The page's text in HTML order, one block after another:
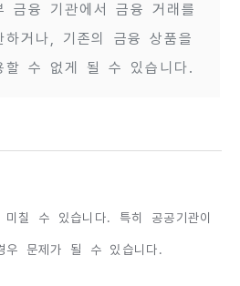
금융 기관에서 금융 거래를
하거나, 기존의 금융 상품을
할 수 없게 될 수 있습니다.
미칠 수 있습니다. 특히 공공기관이
우 문제가 될 수 있습니다.